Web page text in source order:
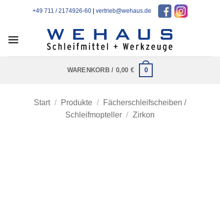
+49 711 / 2174926-60 vertrieb@wehaus.de
WARENKORB / 0,00 € 0
Start / Produkte /
Fächerschleifscheiben /
Schleifmopteller / Zirkon